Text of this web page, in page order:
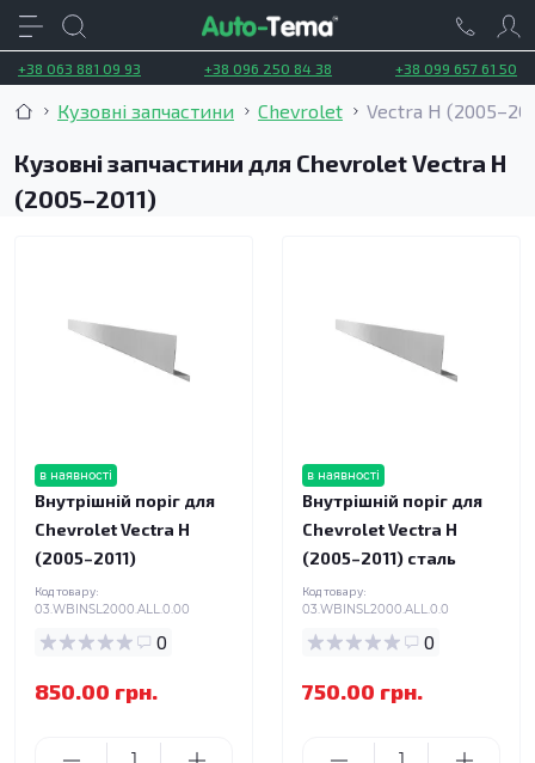
+38 063 881 09 93 +38 096 250 84 38 +38 099 657 61 50
Кузовні запчастини Chevrolet Vectra H
Кузовні запчастини для Chevrolet Vectra H
(2005–2011)
в наявності
Внутрішній поріг для
Chevrolet Vectra H
(2005–2011)
Код товару:
03.WBINSL2000.ALL.0.00
0
850.00 грн.
в наявності
Внутрішній поріг для
Chevrolet Vectra H
(2005–2011) сталь
Код товару:
03.WBINSL2000.ALL.0.0
0
750.00 грн.